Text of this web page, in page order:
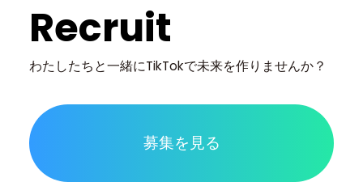
Recruit
わたしたちと一緒にTikTokで未来を作りませんか？
募集を見る